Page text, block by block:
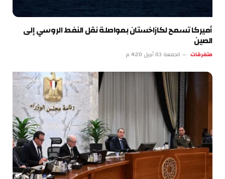
أميركا تسمح لكازاخستان بمواصلة نقل النفط الروسي إلى
الصين
متفرقات الجمعة 03 أبريل 4:20 م